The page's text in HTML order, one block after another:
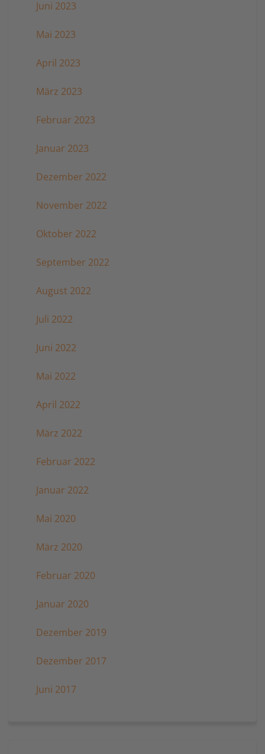
Juni 2023
Mai 2023
April 2023
März 2023
Februar 2023
Januar 2023
Dezember 2022
November 2022
Oktober 2022
September 2022
August 2022
Juli 2022
Juni 2022
Mai 2022
April 2022
März 2022
Februar 2022
Januar 2022
Mai 2020
März 2020
Februar 2020
Januar 2020
Dezember 2019
Dezember 2017
Juni 2017